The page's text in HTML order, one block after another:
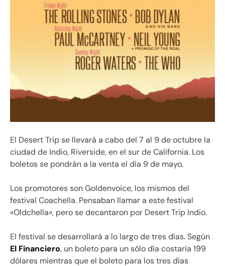
El Desert Trip se llevará a cabo del 7 al 9 de octubre la
ciudad de Indio, Riverside, en el sur de California. Los
boletos se pondrán a la venta el día 9 de mayo.
Los promotores son Goldenvoice, los mismos del
festival Coachella. Pensaban llamar a este festival
«Oldchella», pero se decantaron por Desert Trip Indio.
El festival se desarrollará a lo largo de tres días. Según
El Financiero, un boleto para un sólo día costaría 199
dólares mientras que el boleto para los tres días